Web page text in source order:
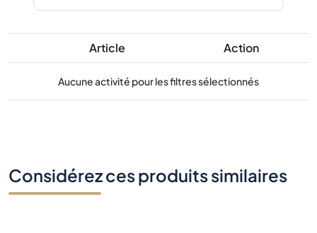
Article Action
Aucune activité pour les filtres sélectionnés
Considérez ces produits similaires